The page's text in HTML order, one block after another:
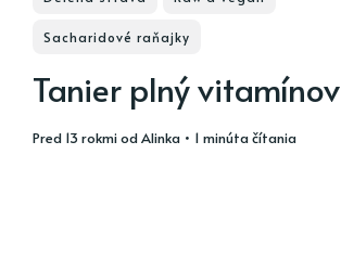
Sacharidové raňajky
Tanier plný vitamínov
pred 13 rokmiodAlinka • 1 minúta čítania